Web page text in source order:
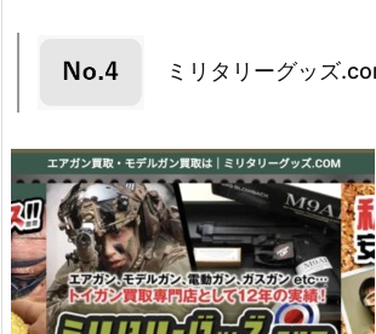
ミリタリーグッズ